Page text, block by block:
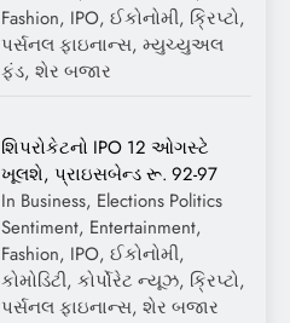
Fashion, IPO, ઈકોનોમી, ક્રિપ્ટો,
પર્સનલ ફાઇનાન્સ, મ્યુચ્યુઅલ
ફંડ, શેર બજાર
શિપરોકેટનો IPO 12 ઓગસ્ટે
ખૂલશે, પ્રાઇસબેન્ડ રૂ. 92-97
In Business, Elections Politics
Sentiment, Entertainment,
Fashion, IPO, ઈકોનોમી,
કોમોડિટી, કોર્પોરેટ ન્યૂઝ, ક્રિપ્ટો,
પર્સનલ ફાઇનાન્સ, શેર બજાર